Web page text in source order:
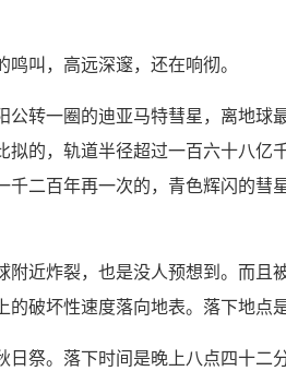
叫，高远深邃，还在响彻。
公转一圈的迪亚马特彗星，离地
拟的，轨道半径超过一百六十八
千二百年再一次的，青色辉闪的
附近炸裂，也是没人预想到。而
的破坏性速度落向地表。落下地
日祭。落下时间是晚上八点四十